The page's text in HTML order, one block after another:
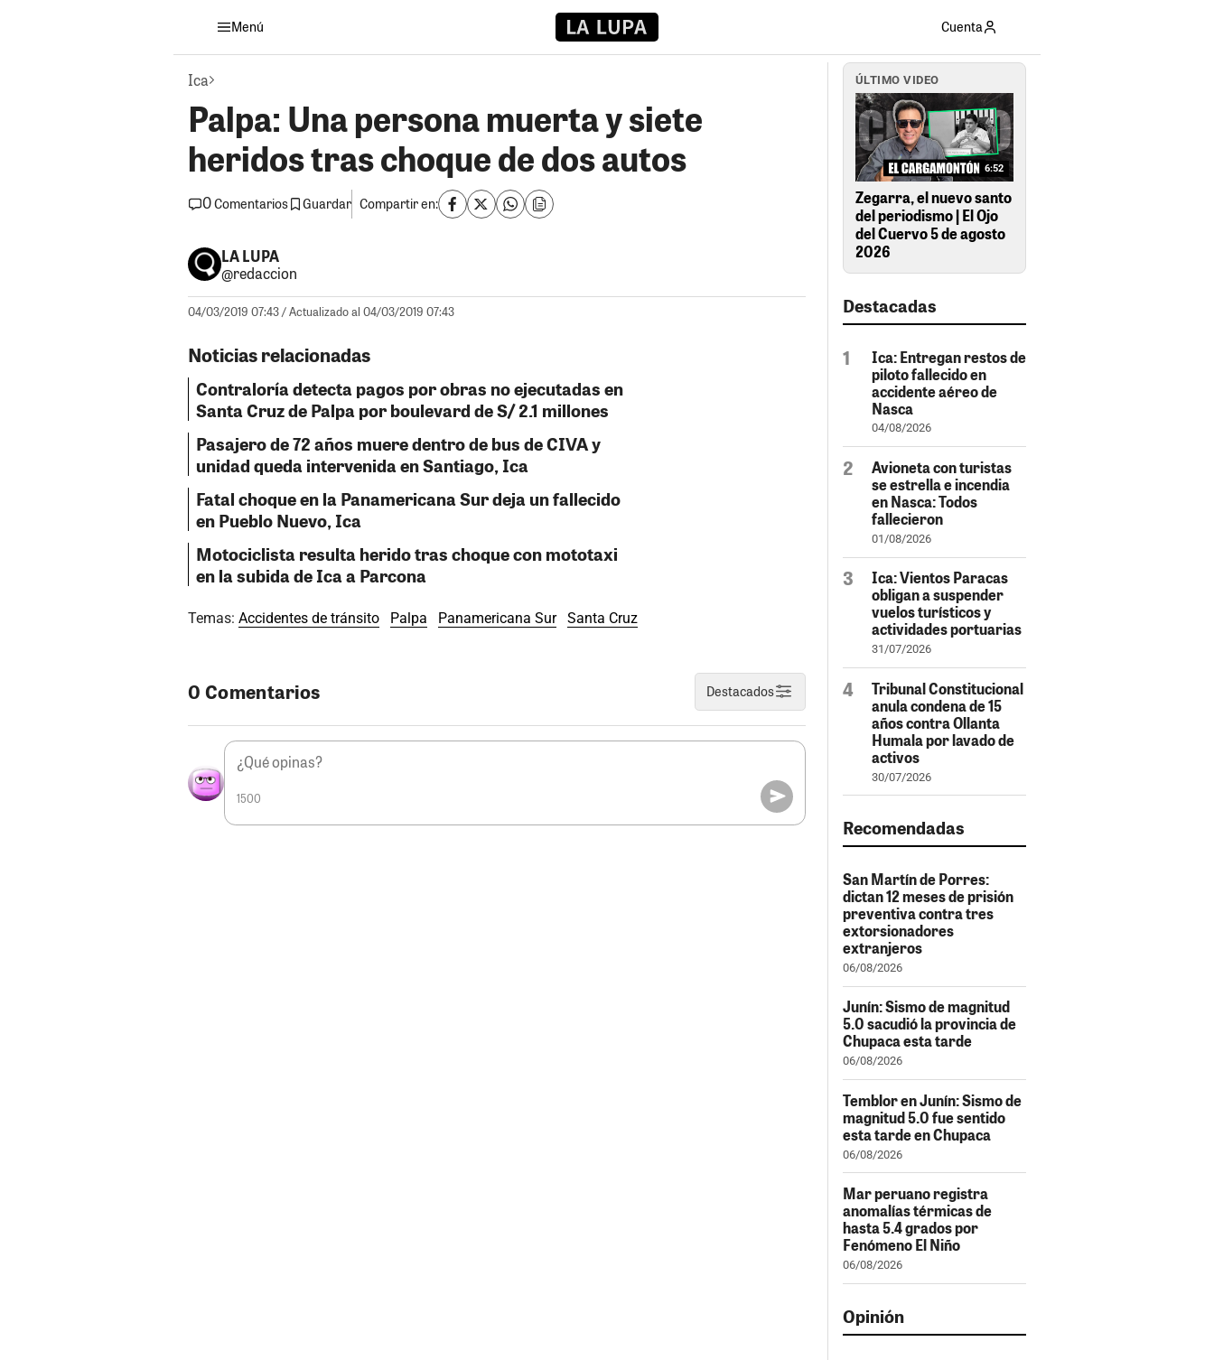
Menú Cuenta
Ica
Palpa: Una persona muerta y siete
heridos tras choque de dos autos
0Comentarios Guardar Compartir en:
LA LUPA
@redaccion
04/03/2019 07:43/ Actualizado al 04/03/2019 07:43
Noticias relacionadas
Contraloría detecta pagos por obras no ejecutadas en
Santa Cruz de Palpa por boulevard de S/ 2.1 millones
Pasajero de 72 años muere dentro de bus de CIVA y
unidad queda intervenida en Santiago, Ica
Fatal choque en la Panamericana Sur deja un fallecido
en Pueblo Nuevo, Ica
Motociclista resulta herido tras choque con mototaxi
en la subida de Ica a Parcona
Temas: Accidentes de tránsito Palpa Panamericana Sur Santa Cruz
0 Comentarios Destacados
1500
ÚLTIMO VIDEO
6:52
Zegarra, el nuevo santo
del periodismo | El Ojo
del Cuervo 5 de agosto
2026
Destacadas
Ica: Entregan restos de
piloto fallecido en
accidente aéreo de
Nasca
04/08/2026
Avioneta con turistas
se estrella e incendia
en Nasca: Todos
fallecieron
01/08/2026
Ica: Vientos Paracas
obligan a suspender
vuelos turísticos y
actividades portuarias
31/07/2026
Tribunal Constitucional
anula condena de 15
años contra Ollanta
Humala por lavado de
activos
30/07/2026
Recomendadas
San Martín de Porres:
dictan 12 meses de prisión
preventiva contra tres
extorsionadores
extranjeros
06/08/2026
Junín: Sismo de magnitud
5.0 sacudió la provincia de
Chupaca esta tarde
06/08/2026
Temblor en Junín: Sismo de
magnitud 5.0 fue sentido
esta tarde en Chupaca
06/08/2026
Mar peruano registra
anomalías térmicas de
hasta 5.4 grados por
Fenómeno El Niño
06/08/2026
Opinión